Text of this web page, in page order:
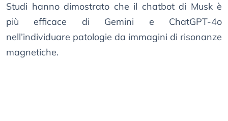
Studi hanno dimostrato che il chatbot di Musk è
più efficace di Gemini e ChatGPT-4o
nell’individuare patologie da immagini di risonanze
magnetiche.